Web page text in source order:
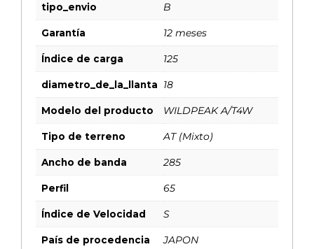
tipo_envio B
Garantía 12 meses
Índice de carga 125
diametro_de_la_llanta 18
Modelo del producto WILDPEAK A/T4W
Tipo de terreno AT (Mixto)
Ancho de banda 285
Perfil 65
Índice de Velocidad S
País de procedencia JAPON